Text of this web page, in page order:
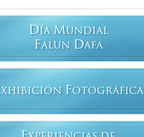
DÍA MUNDIAL
FALUN DAFA
XHIBICIÓN FOTOGRÁFICA